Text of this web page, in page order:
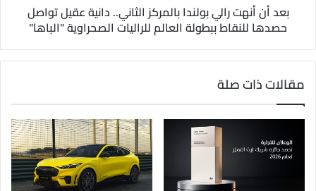
بعد أن أنهت رالي بولندا بالمركز الثاني.. دانية عقيل تواصل
حصدها للنقاط ببطولة العالم للراليات الصحراوية "الباها"
مقالات ذات صلة